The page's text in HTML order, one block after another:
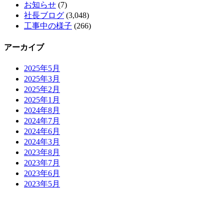
お知らせ (7)
社長ブログ (3,048)
工事中の様子 (266)
アーカイブ
2025年5月
2025年3月
2025年2月
2025年1月
2024年8月
2024年7月
2024年6月
2024年3月
2023年8月
2023年7月
2023年6月
2023年5月